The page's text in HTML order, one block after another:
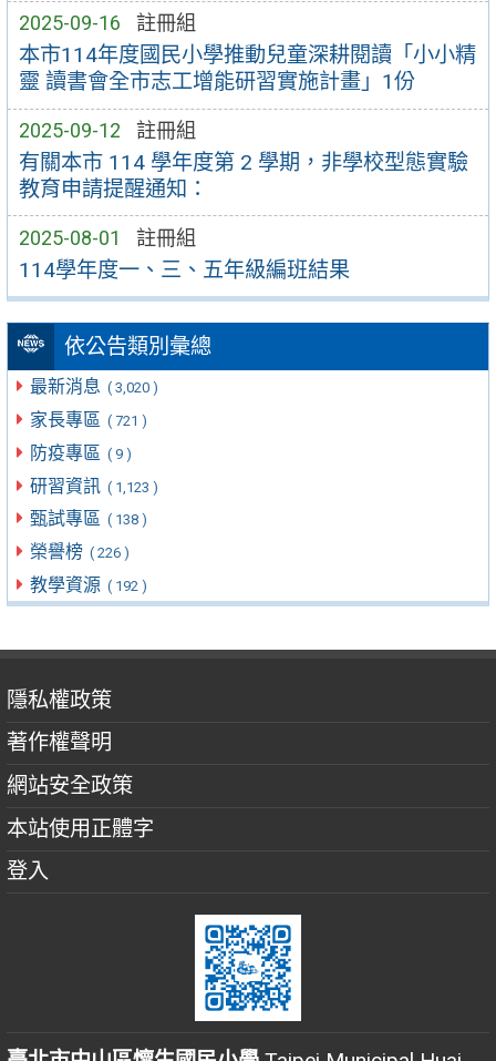
2025-09-16 註冊組
本市114年度國民小學推動兒童深耕閱讀「小小精
靈 讀書會全市志工增能研習實施計畫」1份
2025-09-12 註冊組
有關本市 114 學年度第 2 學期，非學校型態實驗
教育申請提醒通知：
2025-08-01 註冊組
114學年度一、三、五年級編班結果
依公告類別彙總
最新消息 ( 3,020 )
家長專區 ( 721 )
防疫專區 ( 9 )
研習資訊 ( 1,123 )
甄試專區 ( 138 )
榮譽榜 ( 226 )
教學資源 ( 192 )
隱私權政策
著作權聲明
網站安全政策
本站使用正體字
登入